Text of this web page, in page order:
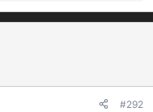
#292